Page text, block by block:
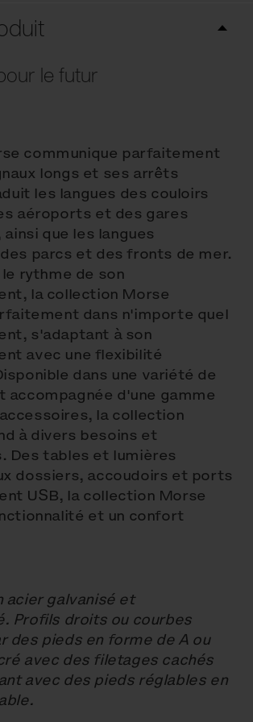
le futur
communique parfaitement
longs et ses arrêts
les langues des couloirs
aéroports et des gares
que les langues
parcs et des fronts de mer.
rythme de son
la collection Morse
dans n'importe quel
s'adaptant à son
avec une flexibilité
dans une variété de
accompagnée d'une gamme
la collection
à divers besoins et
Des tables et lumières
dossiers, accoudoirs et ports
USB, la collection Morse
et un confort
acier galvanisé et
Profils droits ou courbes
des pieds en forme de A ou
avec des filetages cachés
avec des pieds réglables en